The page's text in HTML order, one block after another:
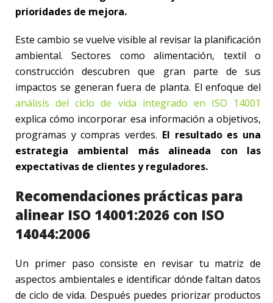
prioridades de mejora.
Este cambio se vuelve visible al revisar la planificación
ambiental. Sectores como alimentación, textil o
construcción descubren que gran parte de sus
impactos se generan fuera de planta. El enfoque del
análisis del ciclo de vida integrado en ISO 14001
explica cómo incorporar esa información a objetivos,
programas y compras verdes. El resultado es una
estrategia ambiental más alineada con las
expectativas de clientes y reguladores.
Recomendaciones prácticas para
alinear ISO 14001:2026 con ISO
14044:2006
Un primer paso consiste en revisar tu matriz de
aspectos ambientales e identificar dónde faltan datos
de ciclo de vida. Después puedes priorizar productos